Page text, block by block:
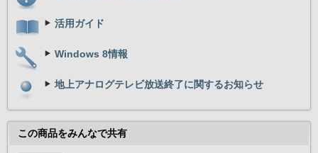
活用ガイド
Windows 8情報
地上アナログテレビ放送終了に関するお知らせ
この商品をみんなで共有